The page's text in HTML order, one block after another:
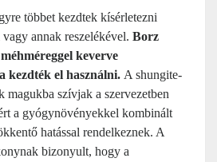
többet kezdtek kísérletezni
annak reszelékével. Borz
keverve
kezdték el használni. A shungite-
magukba szívjak a szervezetben
a gyógynövényekkel kombinált
hatással rendelkeznek. A
bizonyult, hogy a